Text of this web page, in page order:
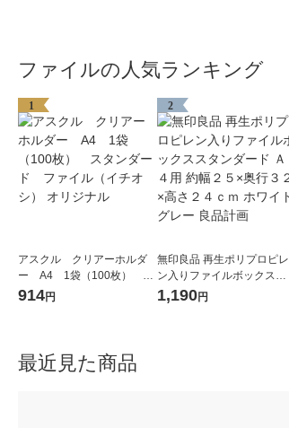
ファイルの人気ランキング
1
アスクル クリアーホルダ
ー A4 1袋（100枚） ス
タンダード ファイル（イ
914円
2
無印良品 再生ポリプロピレ
ン入りファイルボックスス
タンダード Ａ４用 約幅２５
1,190円
最近見た商品